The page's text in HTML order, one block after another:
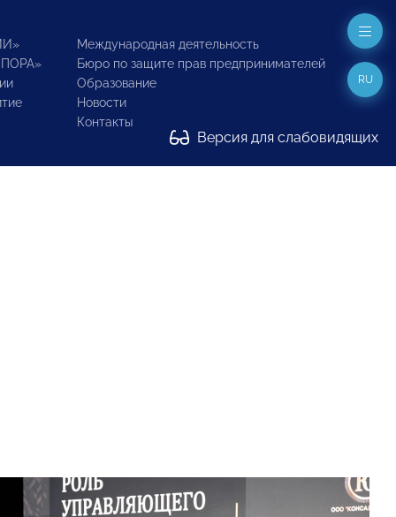
Международная деятельность
Бюро по защите прав предпринимателей
Образование
Новости
Контакты
Версия для слабовидящих
RU